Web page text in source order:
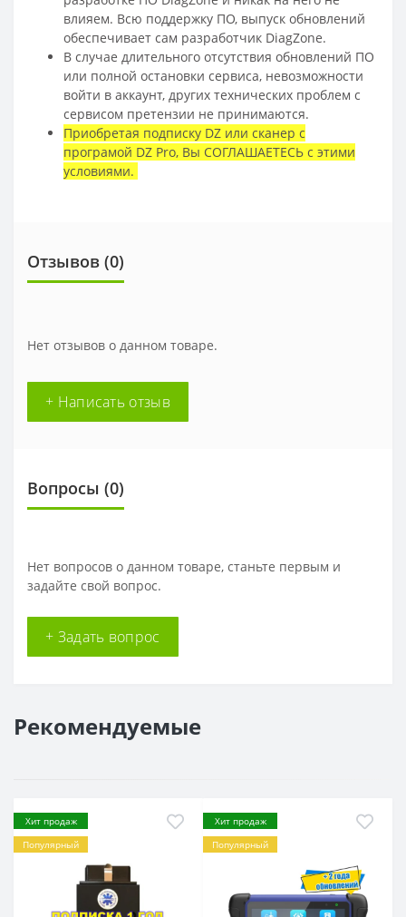
влияем. Всю поддержку ПО, выпуск обновлений
обеспечивает сам разработчик DiagZone.
В случае длительного отсутствия обновлений ПО
или полной остановки сервиса, невозможности
войти в аккаунт, других технических проблем с
сервисом претензии не принимаются.
Приобретая подписку DZ или сканер с
програмой DZ Pro, Вы СОГЛАШАЕТЕСЬ с этими
условиями.
Отзывов (0)
Нет отзывов о данном товаре.
+ Написать отзыв
Вопросы (0)
Нет вопросов о данном товаре, станьте первым и
задайте свой вопрос.
+ Задать вопрос
Рекомендуемые
Хит продаж
Популярный
Хит продаж
Популярный